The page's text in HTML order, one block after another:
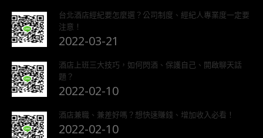
台北酒店經紀要怎麼選？公司制度、經紀人專業度一定要
注意！
2022-03-21
酒店上班三大技巧，如何閃酒、保護自己、開啟聊天話
題？
2022-02-10
酒店兼職、兼差好嗎？想快速賺錢、增加收入必看！
2022-02-10